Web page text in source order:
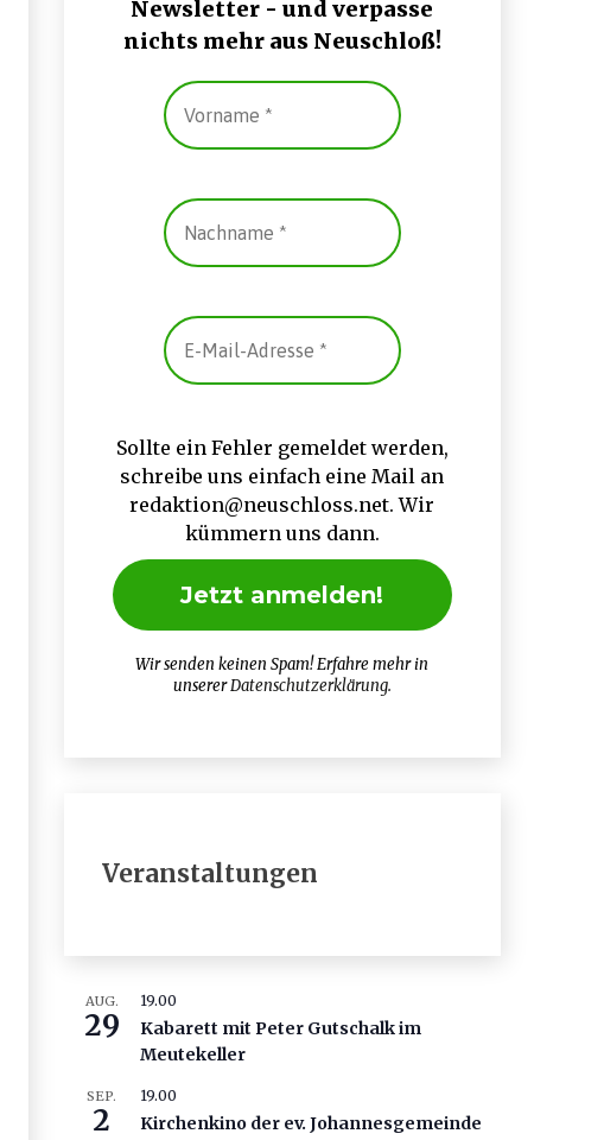
Newsletter - und verpasse
nichts mehr aus Neuschloß!
Sollte ein Fehler gemeldet werden,
schreibe uns einfach eine Mail an
redaktion@neuschloss.net. Wir
kümmern uns dann.
Wir senden keinen Spam! Erfahre mehr in
unsererDatenschutzerklärung.
Veranstaltungen
AUG.
29
19.00
Kabarett mit Peter Gutschalk im
Meutekeller
SEP.
2
19.00
Kirchenkino der ev. Johannesgemeinde